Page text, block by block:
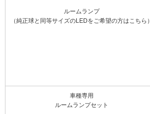
ルームランプ
（純正球と同等サイズのLEDをご希望の方はこちら）
車種専用
ルームランプセット